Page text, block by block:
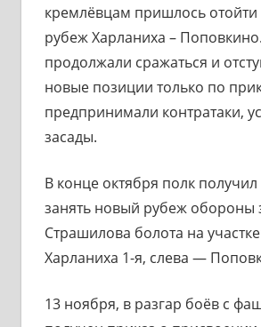
кремлёвцам пришлось отойти
рубеж Харланиха –
продолжали сражаться и
новые позиции только по
предпринимали контратаки,
засады.
В конце октября полк получил
занять новый рубеж обороны
Страшилова болота на
Харланиха 1-я, слева —
13 ноября, в разгар боёв с